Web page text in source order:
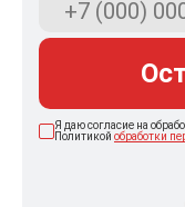
Я даю согласие на
Политикой обработки